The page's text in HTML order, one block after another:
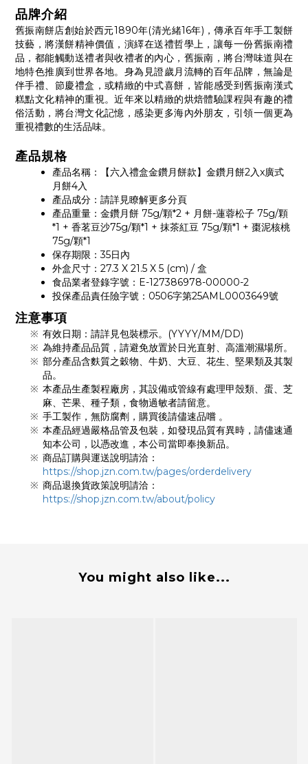
品牌介紹
舊振南餅店創始於西元1890年(清光緒16年)，傳承百年手工製餅
技藝，將漢餅精神價值，演繹在送禮哲學上，讓每一份舊振南禮
品，都能觸動送禮者與收禮者的內心，舊振南，將台灣味道與在
地特色推廣到世界各地。身為見證歲月流轉的百年品牌，無論是
伴手禮、節慶禮盒，或精緻的中式喜餅，皆能感受到舊振南漢式
糕點文化精神的重視。近年來以精緻的烘焙體驗課程與有趣的禮
俗活動，將台灣文化記憶，感染更多海內外朋友，引領一個更為
重視禮數的生活品味。
產品規格
產品名稱：【六入禮盒金鑽月餅款】金鑽月餅2入x廣式
月餅4入
產品成分：請詳見瞭解更多分頁
產品重量：金鑽月餅 75g/顆*2 + 月餅-蓮蓉松子 75g/顆
*1 + 香茗豆沙75g/顆*1 + 抹茶紅豆 75g/顆*1 + 棗泥核桃
75g/顆*1
保存期限：35日內
外盒尺寸：27.3 X 21.5 X 5 (cm) / 盒
食品業者登錄字號：E-127386978-00000-2
投保產品責任險字號：0506字第25AML0003649號
注意事項
有效日期：請詳見包裝標示。(YYYY/MM/DD)
為維持產品品質，請避免放置於日光直射、高溫潮濕場所。
部分產品含麩質之穀物、牛奶、大豆、花生、堅果類及其製
品。
本產品生產製程廠房，其設備或管線有處理甲殼類、蛋、芝
麻、芒果、種子類，食物過敏者請留意。
手工製作，無防腐劑，購買後請儘速品嚐 。
本產品經過嚴格品管及包裝，如發現品質有異時，請儘速通
知本公司，以憑改進，本公司當即奉換新品。
商品訂購與運送說明請洽：
https://shop.jzn.com.tw/pages/orderdelivery
商品退換貨政策說明請洽：
https://shop.jzn.com.tw/about/policy
You might also like...